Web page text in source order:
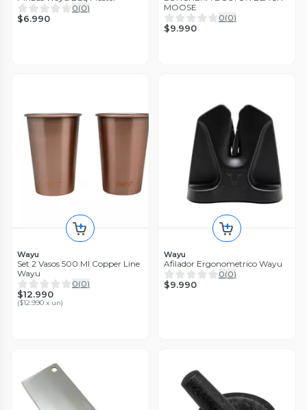
0(0)
$6.990
MOOSE
0(0)
$9.990
Wayu
Set 2 Vasos 500 Ml Copper Line
Wayu
0(0)
$12.990
($12.990 x un)
Wayu
Afilador Ergonometrico Wayu
0(0)
$9.990